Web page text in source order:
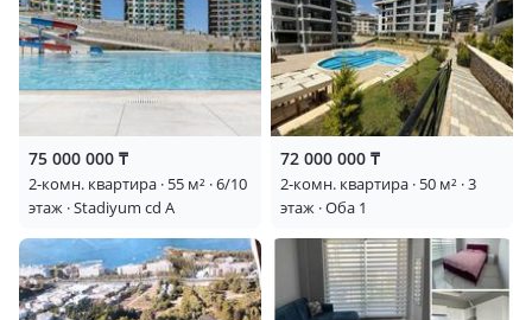
75 000 000 ₸
2-комн. квартира · 55 м² · 6/10
этаж · Stadiyum cd A
72 000 000 ₸
2-комн. квартира · 50 м² · 3
этаж · Оба 1